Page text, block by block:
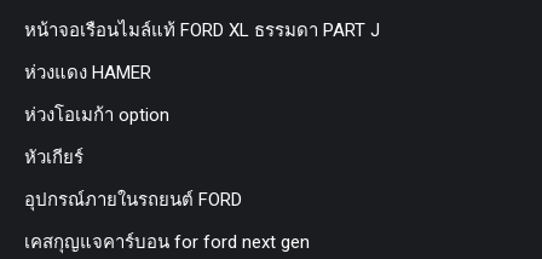
หน้าจอเรือนไมล์แท้ FORD XL ธรรมดา PART J
ห่วงแดง HAMER
ห่วงโอเมก้า option
หัวเกียร์
อุปกรณ์ภายในรถยนต์ FORD
เคสกุญแจคาร์บอน for ford next gen